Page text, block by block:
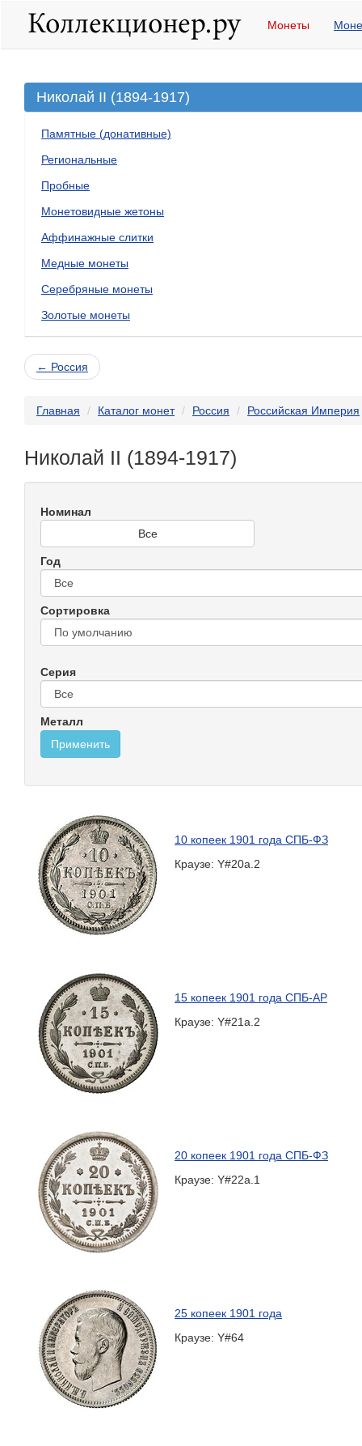
Монеты
Николай II (1894-1917)
Памятные (донативные)
Региональные
Пробные
Монетовидные жетоны
Аффинажные слитки
Медные монеты
Серебряные монеты
Золотые монеты
← Россия
Главная Каталог монет Россия Российская Империя
Николай II (1894-1917)
Номинал
Все
Год
Сортировка
Серия
Металл
10 копеек 1901 года СПБ-ФЗ
Краузе: Y#20a.2
15 копеек 1901 года СПБ-АР
Краузе: Y#21a.2
20 копеек 1901 года СПБ-ФЗ
Краузе: Y#22a.1
25 копеек 1901 года
Краузе: Y#64